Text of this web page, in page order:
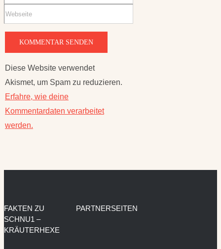
Diese Website verwendet
Akismet, um Spam zu reduzieren.
Erfahre, wie deine
Kommentardaten verarbeitet
werden.
KRÄUTERHEXE